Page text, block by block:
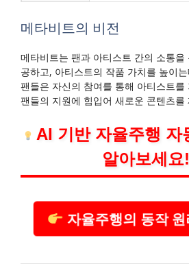
메타비트의 비전
메타비트는 팬과 아티스트 간의 소통을
공하고, 아티스트의 작품 가치를 높이
팬들은 자신의 참여를 통해 아티스트를
팬들의 지원에 힘입어 새로운 콘텐츠를
AI 기반 자율주행 자
알아보세요!
자율주행의 동작 원